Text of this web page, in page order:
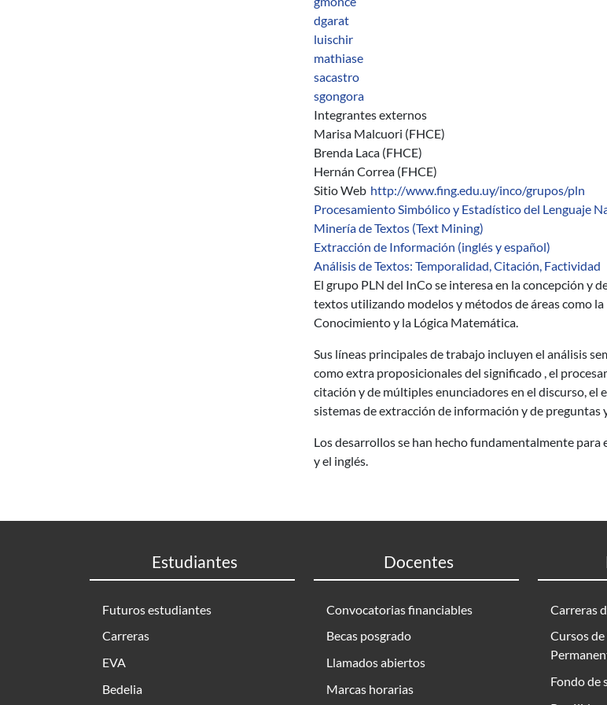
dgarat
luischir
mathiase
sacastro
sgongora
Integrantes externos
Marisa Malcuori (FHCE)
Brenda Laca (FHCE)
Hernán Correa (FHCE)
Sitio Web http://www.fing.edu.uy/inco/grupos/pln
Procesamiento Simbólico y Estadístico del Lenguaje
Minería de Textos (Text Mining)
Extracción de Información (inglés y español)
Análisis de Textos: Temporalidad, Citación, Factividad
El grupo PLN del InCo se interesa en la concepción
textos utilizando modelos y métodos de áreas como
Conocimiento y la Lógica Matemática.
Sus líneas principales de trabajo incluyen el análisis
como extra proposicionales del significado , el
citación y de múltiples enunciadores en el discurso,
sistemas de extracción de información y de preguntas
Los desarrollos se han hecho fundamentalmente para
y el inglés.
Estudiantes
Futuros estudiantes
Carreras
EVA
Bedelia
Docentes
Convocatorias financiables
Becas posgrado
Llamados abiertos
Marcas horarias
Carreras
Cursos
Fondo de